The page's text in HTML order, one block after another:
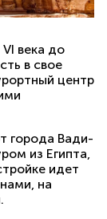
века до
в свое
центр
города Вади-
из Египта,
идет
на